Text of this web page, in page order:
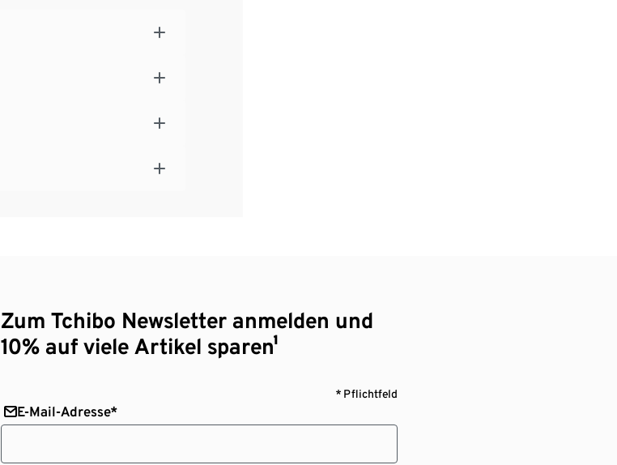
Zum Tchibo Newsletter anmelden und
10% auf viele Artikel sparen¹
* Pflichtfeld
E-Mail-Adresse*